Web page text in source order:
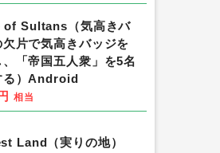
of Sultans（気高きバ
欠片で気高きバッジを
「帝国五人衆」を5名
る）Android
相当
Land（実りの地）